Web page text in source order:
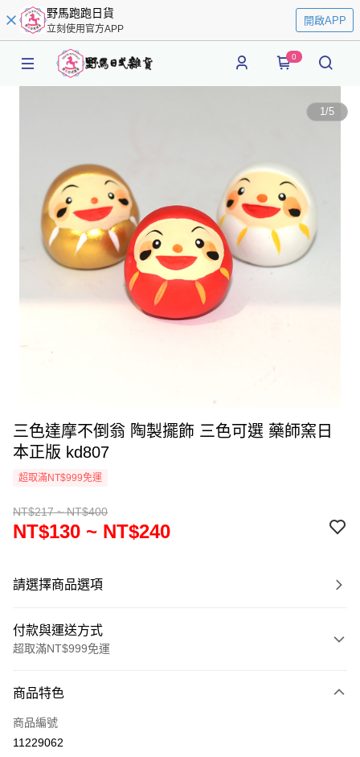
野馬跑跑日貨
立刻使用官方APP
開啟APP
0
1/5
三色達摩不倒翁 陶製擺飾 三色可選 藥師窯日
本正版 kd807
超取滿NT$999免運
NT$217 ~ NT$400
NT$130 ~ NT$240
請選擇商品選項
付款與運送方式
超取滿NT$999免運
信用卡一次付款
信用卡分期付款
商品特色
商品編號
11229062